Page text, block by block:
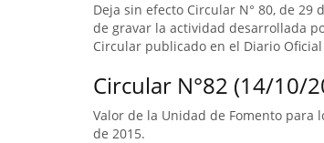
Deja sin efecto Circular N° 80, de
de gravar la actividad desarrollada
Circular publicado en el Diario Oficial
Circular N°82 (14/10/
Valor de la Unidad de Fomento para
de 2015.